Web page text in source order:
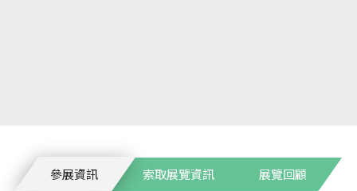
參展資訊 索取展覽資訊 展覽回顧